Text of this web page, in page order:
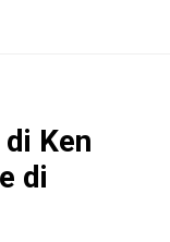
Ken
di